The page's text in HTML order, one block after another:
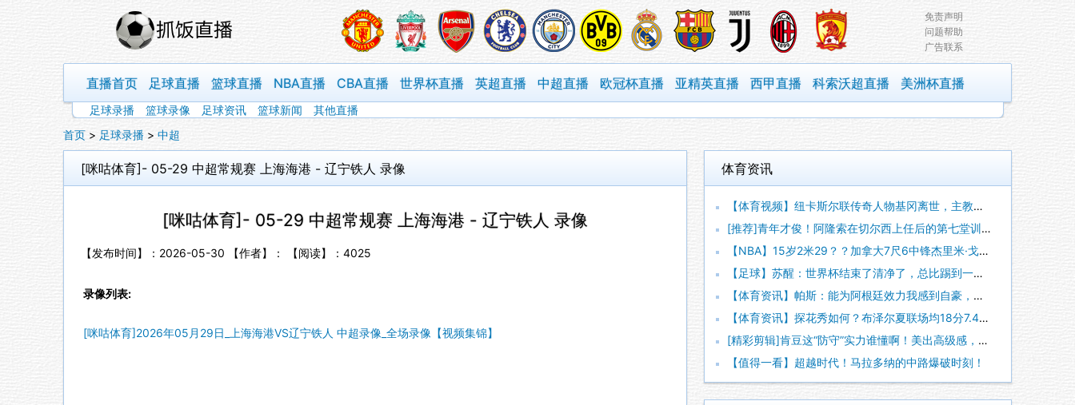
免责声明
问题帮助
广告联系
直播首页 足球直播 篮球直播 NBA直播 CBA直播 世界杯直播 英超直播 中超直播 欧冠杯直播 亚精英直播 西甲直播 科索沃超直播 美洲杯直播
足球录播 篮球录像 足球资讯 篮球新闻
其他直播
首页 > 足球录播 > 中超
[咪咕体育]- 05-29 中超常规赛 上海海港 - 辽宁铁人 录像
[咪咕体育]- 05-29 中超常规赛 上海海港 - 辽宁铁人 录像
【发布时间】：2026-05-30 【作者】： 【阅读】： 4025
录像列表:
[咪咕体育]2026年05月29日_上海海港VS辽宁铁人 中超录像_全场录像【视频集锦】
体育资讯
【体育视频】纽卡斯尔联传奇人物基冈离世，主教练埃迪豪献上鲜花
[推荐]青年才俊！阿隆索在切尔西上任后的第七堂训练课！
【NBA】15岁2米29？？加拿大7尺6中锋杰里米·戈耶同龄
【足球】苏醒：世界杯结束了清净了，总比踢到一半就淘汰的那种清
【体育资讯】帕斯：能为阿根廷效力我感到自豪，我承诺会全力把世
【体育资讯】探花秀如何？布泽尔夏联场均18分7.4板3.8助
[精彩剪辑]肯豆这“防守”实力谁懂啊！美出高级感，难怪球星都
【值得一看】超越时代！马拉多纳的中路爆破时刻！